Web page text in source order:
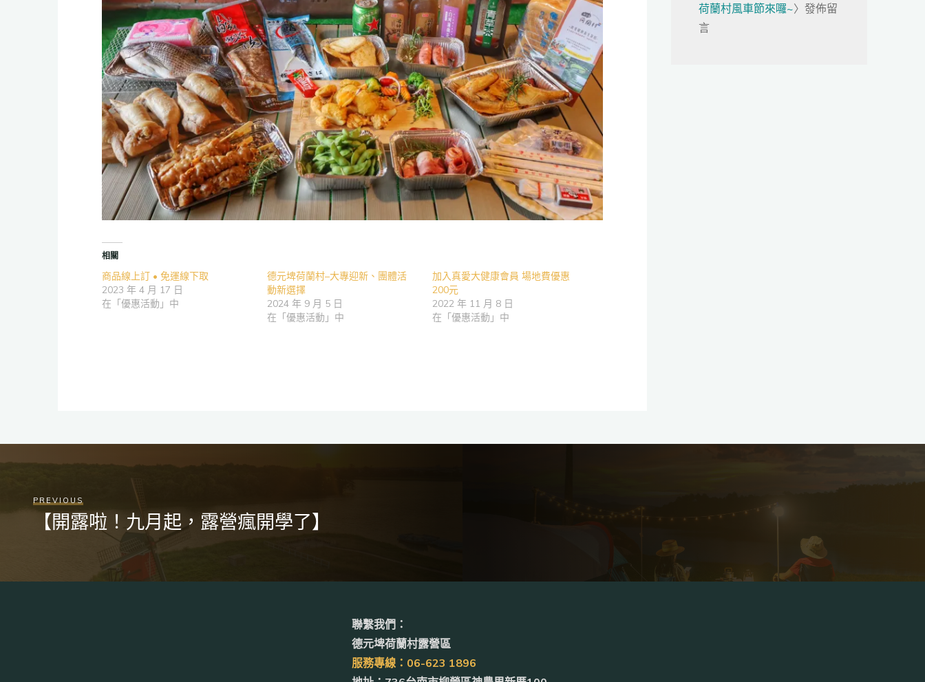
相關
商品線上訂 • 免運線下取
2023 年 4 月 17 日
在「優惠活動」中
德元埤荷蘭村–大專迎新、團體活
動新選擇
2024 年 9 月 5 日
在「優惠活動」中
加入真愛大健康會員 場地費優惠
200元
2022 年 11 月 8 日
在「優惠活動」中
荷蘭村風車節來囉~〉發佈留
言
PREVIOUS
【開露啦！九月起，露營瘋開學了】
聯繫我們：
德元埤荷蘭村露營區
服務專線：06-623 1896